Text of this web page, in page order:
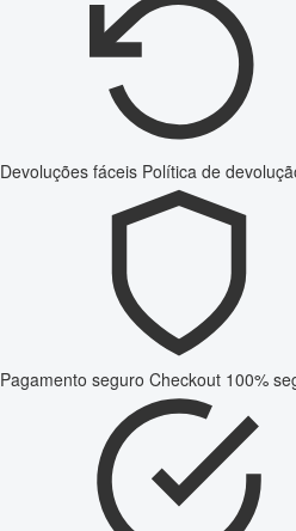
Devoluções fáceis Política de
Pagamento seguro Checkout 100%